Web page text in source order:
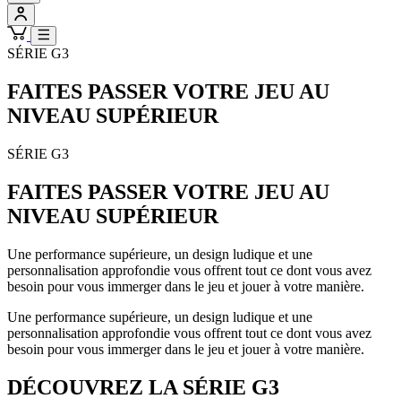
SÉRIE G3
FAITES PASSER VOTRE JEU AU
NIVEAU SUPÉRIEUR
SÉRIE G3
FAITES PASSER VOTRE JEU AU
NIVEAU SUPÉRIEUR
Une performance supérieure, un design ludique et une
personnalisation approfondie vous offrent tout ce dont vous avez
besoin pour vous immerger dans le jeu et jouer à votre manière.
Une performance supérieure, un design ludique et une
personnalisation approfondie vous offrent tout ce dont vous avez
besoin pour vous immerger dans le jeu et jouer à votre manière.
DÉCOUVREZ LA SÉRIE G3